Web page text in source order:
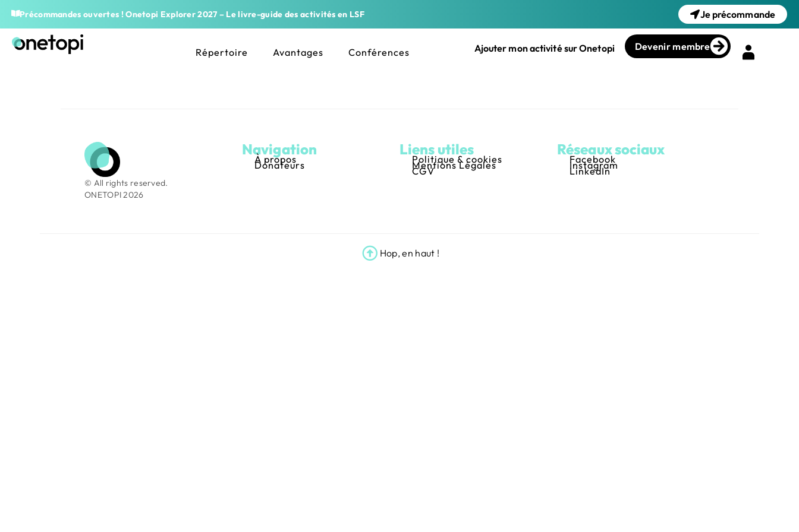
Précommandes ouvertes ! Onetopi Explorer 2027 – Le livre-guide des activités en LSF Je précommande
Répertoire Avantages Conférences Ajouter mon activité sur Onetopi Devenir membre
© All rights reserved.
ONETOPI 2026
Navigation
À propos
Donateurs
Liens utiles
Politique & cookies
Mentions Légales
CGV
Réseaux sociaux
Facebook
Instagram
LinkedIn
Hop, en haut !